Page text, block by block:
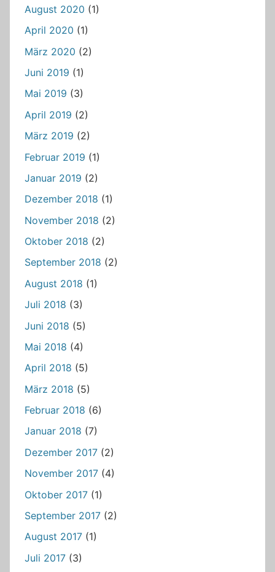
August 2020 (1)
April 2020 (1)
März 2020 (2)
Juni 2019 (1)
Mai 2019 (3)
April 2019 (2)
März 2019 (2)
Februar 2019 (1)
Januar 2019 (2)
Dezember 2018 (1)
November 2018 (2)
Oktober 2018 (2)
September 2018 (2)
August 2018 (1)
Juli 2018 (3)
Juni 2018 (5)
Mai 2018 (4)
April 2018 (5)
März 2018 (5)
Februar 2018 (6)
Januar 2018 (7)
Dezember 2017 (2)
November 2017 (4)
Oktober 2017 (1)
September 2017 (2)
August 2017 (1)
Juli 2017 (3)